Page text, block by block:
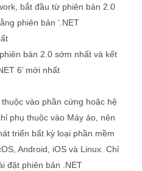
bắt đầu từ phiên bản 2.0
phiên bản ‘.NET
bản 2.0 sớm nhất và kết
6’ mới nhất
vào phần cứng hoặc hệ
phụ thuộc vào Máy ảo, nên
triển bất kỳ loại phần mềm
Android, iOS và Linux. Chỉ
đặt phiên bản .NET